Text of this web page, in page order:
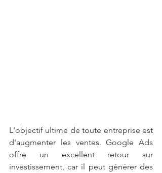
L'objectif ultime de toute entreprise est
d'augmenter les ventes. Google Ads
offre un excellent retour sur
investissement, car il peut générer des